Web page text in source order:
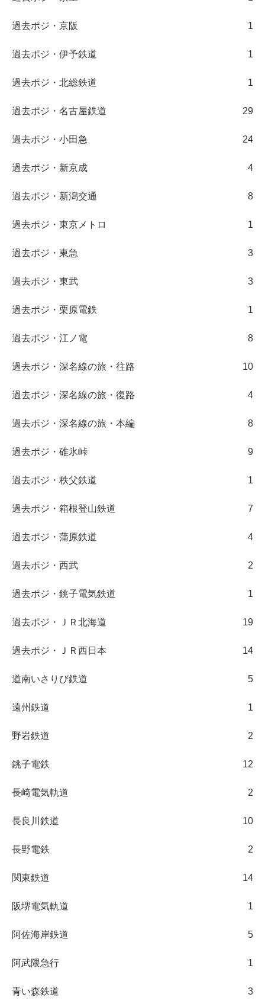
過去ポジ・京阪 1
過去ポジ・伊予鉄道 1
過去ポジ・北総鉄道 1
過去ポジ・名古屋鉄道 29
過去ポジ・小田急 24
過去ポジ・新京成 4
過去ポジ・新潟交通 8
過去ポジ・東京メトロ 1
過去ポジ・東急 3
過去ポジ・東武 3
過去ポジ・栗原電鉄 1
過去ポジ・江ノ電 8
過去ポジ・深名線の旅・往路 10
過去ポジ・深名線の旅・復路 4
過去ポジ・深名線の旅・本編 8
過去ポジ・碓氷峠 9
過去ポジ・秩父鉄道 1
過去ポジ・箱根登山鉄道 7
過去ポジ・蒲原鉄道 4
過去ポジ・西武 2
過去ポジ・銚子電気鉄道 1
過去ポジ・ＪＲ北海道 19
過去ポジ・ＪＲ西日本 14
道南いさりび鉄道 5
遠州鉄道 1
野岩鉄道 2
銚子電鉄 12
長崎電気軌道 2
長良川鉄道 10
長野電鉄 2
関東鉄道 14
阪堺電気軌道 1
阿佐海岸鉄道 5
阿武隈急行 1
青い森鉄道 3